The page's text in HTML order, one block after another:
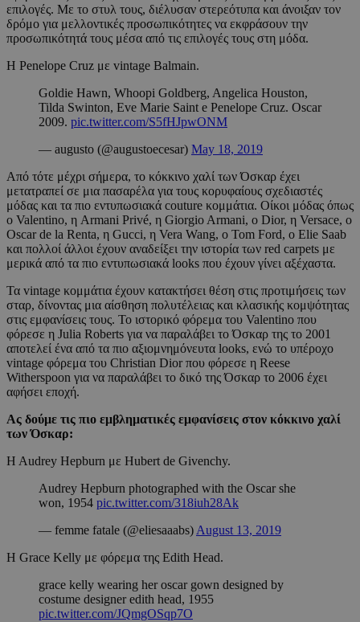
επιλογές. Με το στυλ τους, διέλυσαν στερεότυπα και άνοιξαν τον
δρόμο για μελλοντικές προσωπικότητες να εκφράσουν την
προσωπικότητά τους μέσα από τις επιλογές τους στη μόδα.
Η Penelope Cruz με vintage Balmain.
Goldie Hawn, Whoopi Goldberg, Angelica Houston,
Tilda Swinton, Eve Marie Saint e Penelope Cruz. Oscar
2009. pic.twitter.com/S5fHJpwONM
— augusto (@augustoecesar) May 18, 2019
Από τότε μέχρι σήμερα, το κόκκινο χαλί των Όσκαρ έχει
μετατραπεί σε μια πασαρέλα για τους κορυφαίους σχεδιαστές
μόδας και τα πιο εντυπωσιακά couture κομμάτια. Οίκοι μόδας όπως
ο Valentino, η Armani Privé, η Giorgio Armani, ο Dior, η Versace, ο
Oscar de la Renta, η Gucci, η Vera Wang, ο Tom Ford, ο Elie Saab
και πολλοί άλλοι έχουν αναδείξει την ιστορία των red carpets με
μερικά από τα πιο εντυπωσιακά looks που έχουν γίνει αξέχαστα.
Τα vintage κομμάτια έχουν κατακτήσει θέση στις προτιμήσεις των
σταρ, δίνοντας μια αίσθηση πολυτέλειας και κλασικής κομψότητας
στις εμφανίσεις τους. Το ιστορικό φόρεμα του Valentino που
φόρεσε η Julia Roberts για να παραλάβει το Όσκαρ της το 2001
αποτελεί ένα από τα πιο αξιομνημόνευτα looks, ενώ το υπέροχο
vintage φόρεμα του Christian Dior που φόρεσε η Reese
Witherspoon για να παραλάβει το δικό της Όσκαρ το 2006 έχει
αφήσει εποχή.
Ας δούμε τις πιο εμβληματικές εμφανίσεις στον κόκκινο χαλί
των Όσκαρ:
H Audrey Hepburn με Hubert de Givenchy.
Audrey Hepburn photographed with the Oscar she
won, 1954 pic.twitter.com/318iuh28Ak
— femme fatale (@eliesaaabs)August 13, 2019
Η Grace Kelly με φόρεμα της Edith Head.
grace kelly wearing her oscar gown designed by
costume designer edith head, 1955
pic.twitter.com/JQmgOSqp7O